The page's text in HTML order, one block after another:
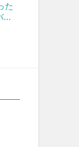
た
...